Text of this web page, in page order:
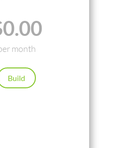
month
Build
Cryptocurrency
Local Payments
Cancel anytime.